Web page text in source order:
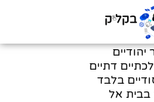
דתיים
בלבד
אל